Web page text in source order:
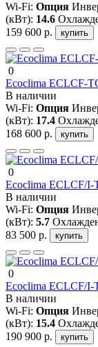
Wi-Fi: Опция
(кВт): 14.6
159 600 р.
купить
0
Ecoclima ECLCF-
В наличии
Wi-Fi: Опция
(кВт): 17.4
168 600 р.
купить
0
Ecoclima ECLCF/
В наличии
Wi-Fi: Опция
(кВт): 5.7
83 500 р.
купить
0
Ecoclima ECLCF/I-
В наличии
Wi-Fi: Опция
(кВт): 15.4
190 900 р.
купить